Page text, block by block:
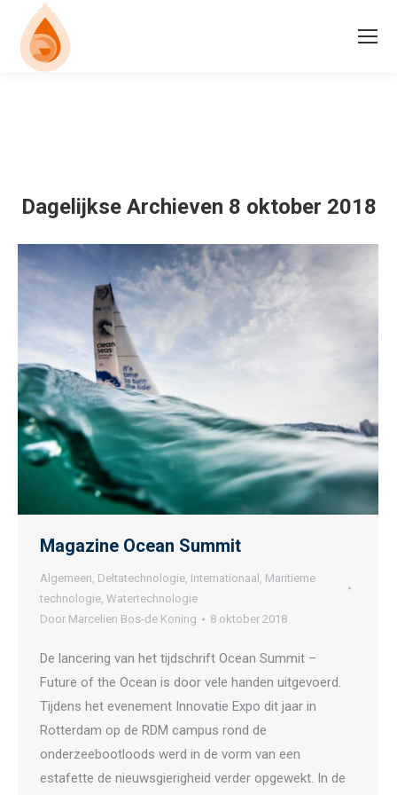
Dagelijkse Archieven 8 oktober 2018
Magazine Ocean Summit
Algemeen, Deltatechnologie, Internationaal , Maritieme
technologie, Watertechnologie
Door Marcelien Bos-de Koning 8 oktober 2018
De lancering van het tijdschrift Ocean Summit –
Future of the Ocean is door vele handen uitgevoerd.
Tijdens het evenement Innovatie Expo dit jaar in
Rotterdam op de RDM campus rond de
onderzeebootloods werd in de vorm van een
estafette de nieuwsgierigheid verder opgewekt. In de